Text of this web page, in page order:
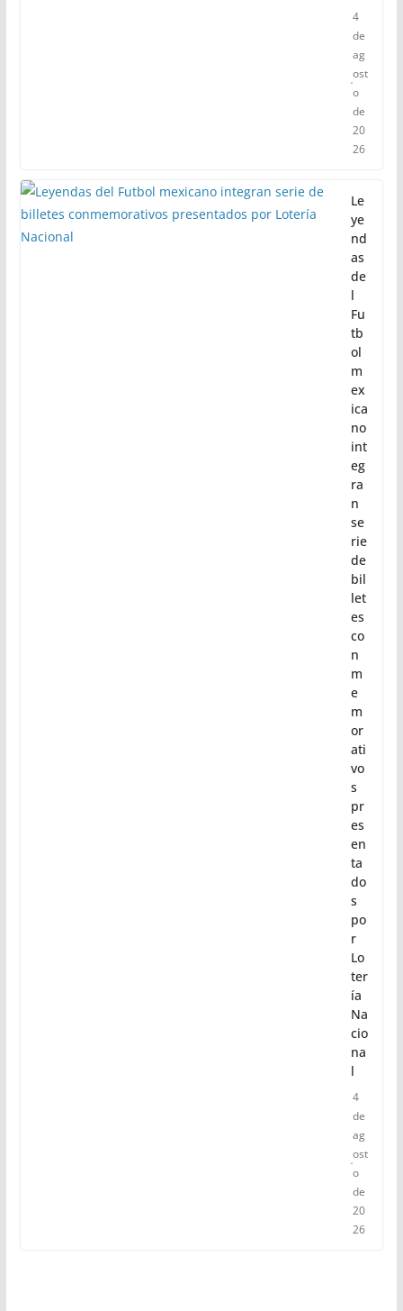
4
de
ag
ost
o
de
20
26
Le
ye
nd
as
de
l
Fu
tb
ol
m
ex
ica
no
int
eg
ra
n
se
rie
de
bil
let
es
co
n
m
e
m
or
ati
vo
s
pr
es
en
ta
do
s
po
r
Lo
ter
ía
Na
cio
na
l
4
de
ag
ost
o
de
20
26